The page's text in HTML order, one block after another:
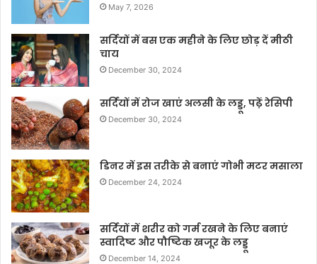
May 7, 2026
सर्दियों में बस एक महीने के लिए छोड़ दें मीठी
चाय
December 30, 2024
सर्दियों में रोज खाएं अलसी के लड्डू, पढ़ें रेसिपी
December 30, 2024
डिनर में इस तरीके से बनाएं गोभी मटर मसाला
December 24, 2024
सर्दियों में शरीर को गर्म रखने के लिए बनाएं
स्वादिष्ट और पौष्टिक खजूर के लड्डू
December 14, 2024